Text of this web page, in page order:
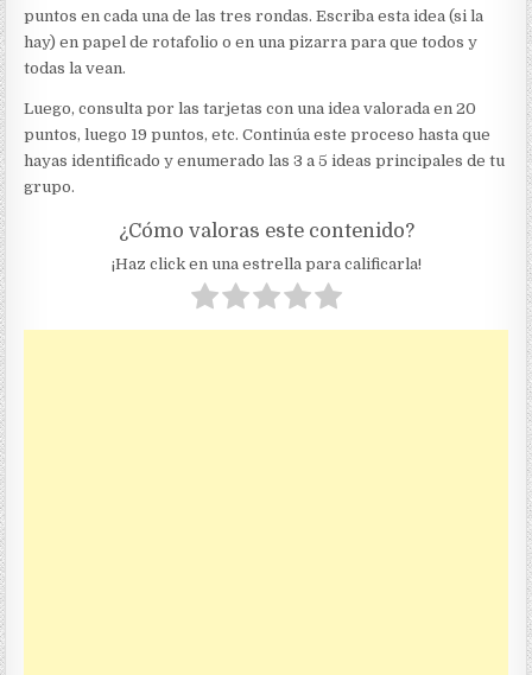
puntos en cada una de las tres rondas. Escriba esta idea (si la
hay) en papel de rotafolio o en una pizarra para que todos y
todas la vean.
Luego, consulta por las tarjetas con una idea valorada en 20
puntos, luego 19 puntos, etc. Continúa este proceso hasta que
hayas identificado y enumerado las 3 a 5 ideas principales de tu
grupo.
¿Cómo valoras este contenido?
¡Haz click en una estrella para calificarla!